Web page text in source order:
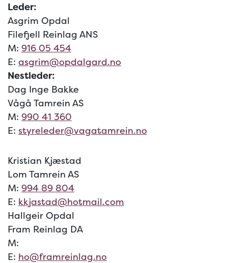
Leder:
Asgrim Opdal
Filefjell Reinlag ANS
M: 916 05 454
E: asgrim@opdalgard.no
Nestleder:
Dag Inge Bakke
Vågå Tamrein AS
M: 990 41 360
E: styreleder@vagatamrein.no
Kristian Kjæstad
Lom Tamrein AS
M: 994 89 804
E: kkjastad@hotmail.com
Hallgeir Opdal
Fram Reinlag DA
M:
E: ho@framreinlag.no